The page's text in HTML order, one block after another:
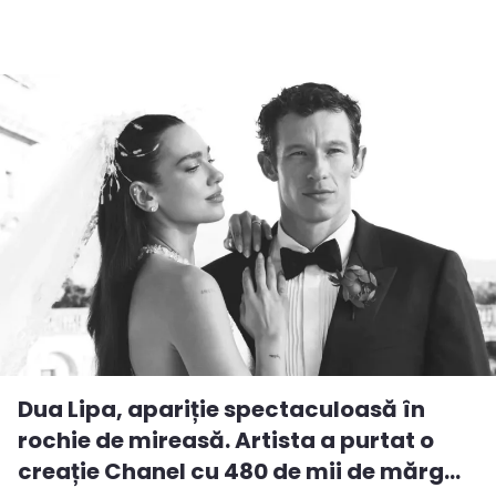
Dua Lipa, apariție spectaculoasă în
rochie de mireasă. Artista a purtat o
creație Chanel cu 480 de mii de mărg...